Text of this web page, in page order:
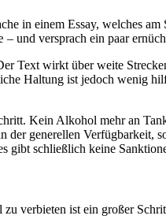
in einem Essay, welches
versprach ein paar
Text wirkt über weite
Haltung ist jedoch wenig
Kein Alkohol mehr an
generellen
gibt schließlich keine
verbieten ist ein großer